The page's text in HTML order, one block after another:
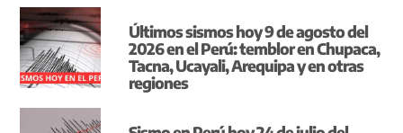
Últimos sismos hoy 9 de agosto del
2026 en el Perú: temblor en Chupaca,
Tacna, Ucayali, Arequipa y en otras
regiones